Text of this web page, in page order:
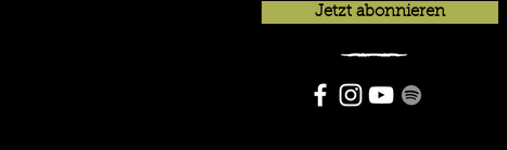
Jetzt abonnieren